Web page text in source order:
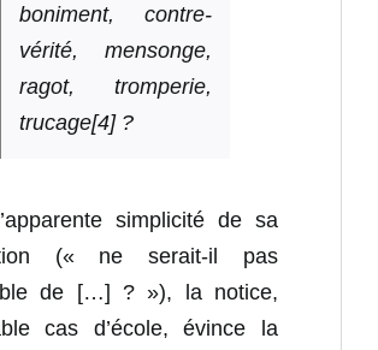
boniment, contre-
vérité, mensonge,
ragot, tromperie,
trucage[4] ?
simplicité de sa
(« ne serait-il pas
de […] ? »), la notice,
cas d’école, évince la